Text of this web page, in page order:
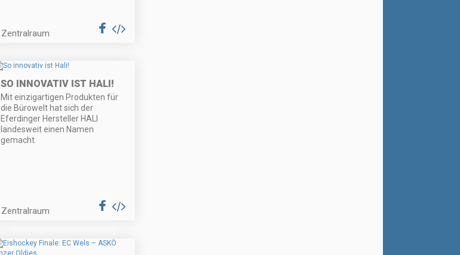
Zentralraum
SO INNOVATIV IST HALI!
Mit einzigartigen Produkten für
die Bürowelt hat sich der
Eferdinger Hersteller HALI
landesweit einen Namen
gemacht.
Zentralraum